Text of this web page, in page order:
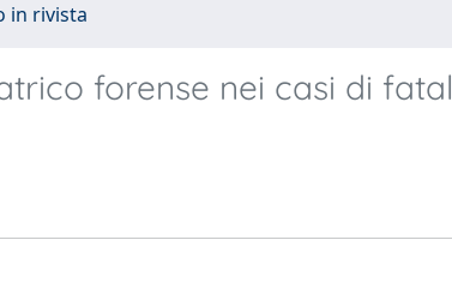
in rivista
forense nei casi di fatal